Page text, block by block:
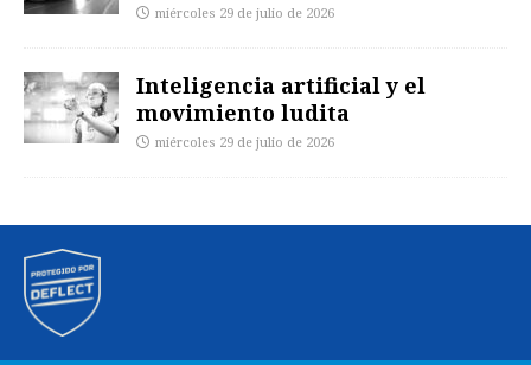
miércoles 29 de julio de 2026
Inteligencia artificial y el
movimiento ludita
miércoles 29 de julio de 2026